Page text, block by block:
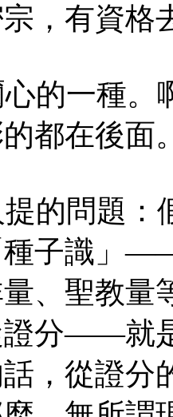
，有資格
的一種。
都在後面
的問題
種子識」
量、聖教
證分——就
，從證分